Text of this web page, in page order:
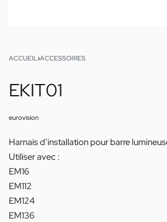
ACCUEIL›ACCESSOIRES
EKIT01
eurovision
Harnais d’installation pour barre
Utiliser avec :
EM16
EM112
EM124
EM136